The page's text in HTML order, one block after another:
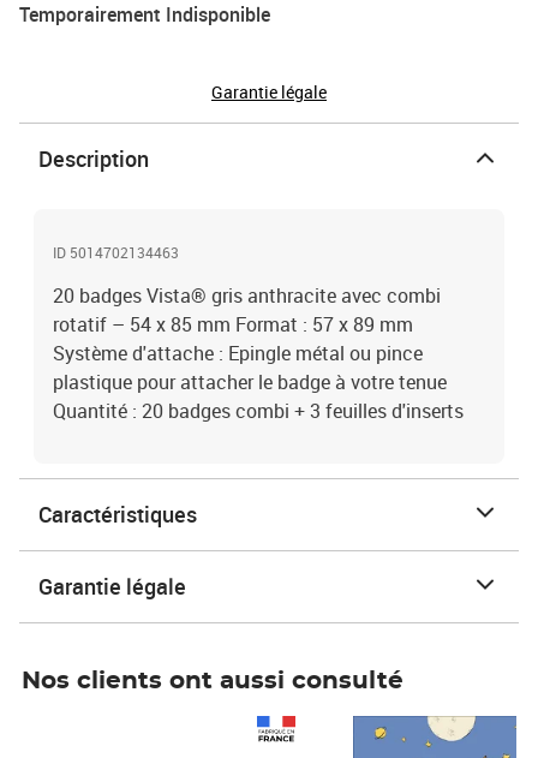
Temporairement Indisponible
Garantie légale
Description
ID 5014702134463
20 badges Vista® gris anthracite avec combi
rotatif – 54 x 85 mm Format : 57 x 89 mm
Système d'attache : Epingle métal ou pince
plastique pour attacher le badge à votre tenue
Quantité : 20 badges combi + 3 feuilles d'inserts
Caractéristiques
Garantie légale
Nos clients ont aussi consulté
Prix 7,50€